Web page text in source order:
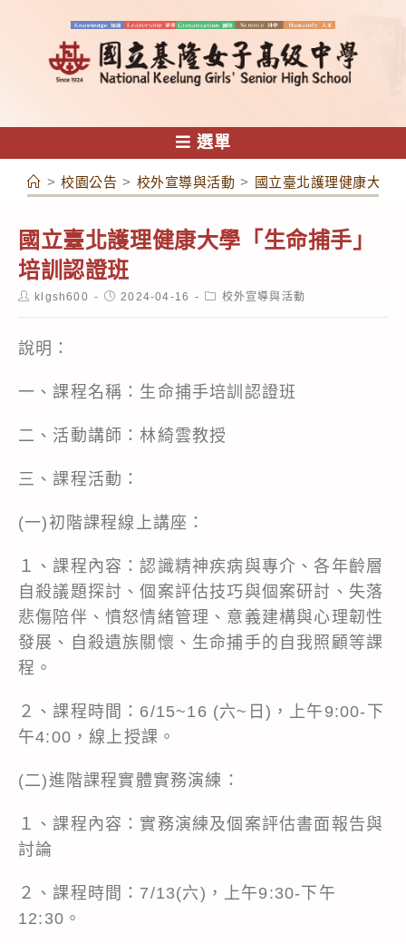
容
選單
> 校園公告 > 校外宣導與活動 > 國立臺北護理健康大學
國立臺北護理健康大學「生命捕手」
培訓認證班
Postklgsh600
Post2024-04-16
Post校外宣導與活動
說明：
一、課程名稱：生命捕手培訓認證班
二、活動講師：林綺雲教授
三、課程活動：
(一)初階課程線上講座：
１、課程內容：認識精神疾病與專介、各年齡層
自殺議題探討、個案評估技巧與個案研討、失落
悲傷陪伴、憤怒情緒管理、意義建構與心理韌性
發展、自殺遺族關懷、生命捕手的自我照顧等課
程。
２、課程時間：6/15~16 (六~日)，上午9:00-下
午4:00，線上授課。
(二)進階課程實體實務演練：
１、課程內容：實務演練及個案評估書面報告與
討論
２、課程時間：7/13(六)，上午9:30-下午
12:30。